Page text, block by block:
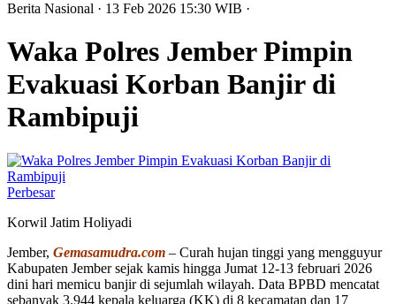
Berita Nasional · 13 Feb 2026 15:30 WIB ·
Waka Polres Jember Pimpin
Evakuasi Korban Banjir di
Rambipuji
Perbesar
Korwil Jatim Holiyadi
Jember, Gemasamudra.com – Curah hujan tinggi yang mengguyur
Kabupaten Jember sejak kamis hingga Jumat 12-13 februari 2026
dini hari memicu banjir di sejumlah wilayah. Data BPBD mencatat
sebanyak 3.944 kepala keluarga (KK) di 8 kecamatan dan 17